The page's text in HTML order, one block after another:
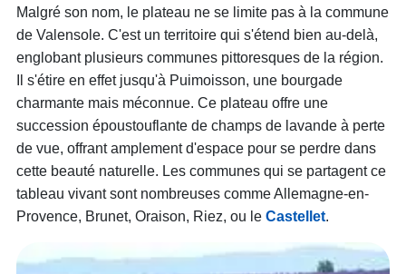
Malgré son nom, le plateau ne se limite pas à la commune
de Valensole. C'est un territoire qui s'étend bien au-delà,
englobant plusieurs communes pittoresques de la région.
Il s'étire en effet jusqu'à Puimoisson, une bourgade
charmante mais méconnue. Ce plateau offre une
succession époustouflante de champs de lavande à perte
de vue, offrant amplement d'espace pour se perdre dans
cette beauté naturelle. Les communes qui se partagent ce
tableau vivant sont nombreuses comme Allemagne-en-
Provence, Brunet, Oraison, Riez, ou le Castellet.